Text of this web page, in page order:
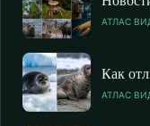
АТЛАС
Как
АТЛАС